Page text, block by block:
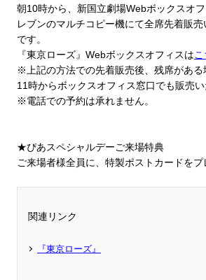
朝10時から、 新国立劇場Webボックスオ
レブンのマルチコピー機にて全席先着販売
です。
『東京ローズ』Webボックスオフィスは
※上記の方法での先着販売後、残席がある
11時からボックスオフィス窓口でも販売い
※電話での予約は承れません。
★ぴあスペシャルデーご来場特典
ご来場者様全員に、特製ポストカードをプ
関連リンク
『東京ローズ』